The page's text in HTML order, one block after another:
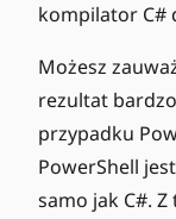
kompilator C#
Możesz
rezultat
przypadku
PowerShell
samo jak C#.